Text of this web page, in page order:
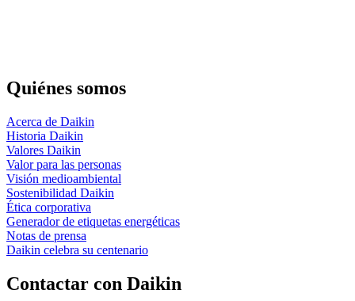
Quiénes somos
Acerca de Daikin
Historia Daikin
Valores Daikin
Valor para las personas
Visión medioambiental
Sostenibilidad Daikin
Ética corporativa
Generador de etiquetas energéticas
Notas de prensa
Daikin celebra su centenario
Contactar con Daikin